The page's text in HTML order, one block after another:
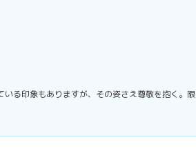
る印象もありますが、その姿さえ尊敬を抱く。限